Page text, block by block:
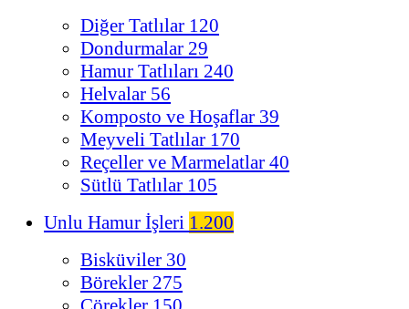
Diğer Tatlılar 120
Dondurmalar 29
Hamur Tatlıları 240
Helvalar 56
Komposto ve Hoşaflar 39
Meyveli Tatlılar 170
Reçeller ve Marmelatlar 40
Sütlü Tatlılar 105
Unlu Hamur İşleri 1.200
Bisküviler 30
Börekler 275